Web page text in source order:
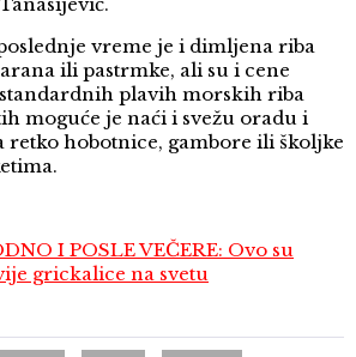
vreme je i dimljena riba
ili pastrmke, ali su i cene
standardnih plavih morskih riba
moguće je naći i svežu oradu i
retko hobotnice, gambore ili školjke
I POSLE VEČERE: Ovo su
grickalice na svetu